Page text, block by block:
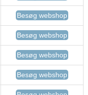
Besøg webshop
Besøg webshop
Besøg webshop
Besøg webshop